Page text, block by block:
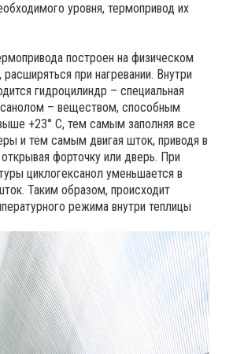
уровня, термопривод их
построен на физическом
при нагревании. Внутри
гидроцилиндр – специальная
– веществом, способным
+23° C, тем самым заполняя все
и тем самым двигая шток, приводя в
форточку или дверь. При
циклогексанол уменьшается в
Таким образом, происходит
режима внутри теплицы